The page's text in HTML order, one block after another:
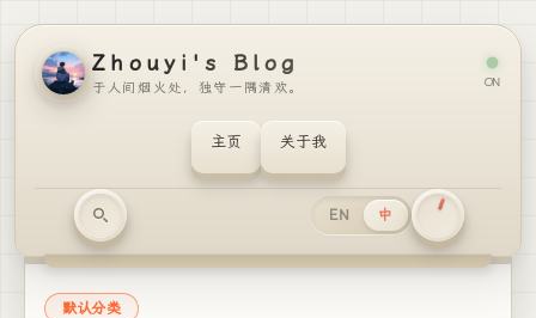
Zhouyi's Blog
于人间烟火处，独守一隅清欢。 ON
主页 关于我
EN 中
默认分类